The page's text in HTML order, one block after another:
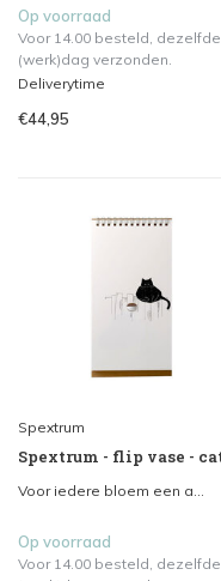
Op voorraad
Voor 14.00 besteld, dezelfde
(werk)dag verzonden.
Deliverytime
€44,95
Spextrum
Spextrum - flip vase -
Voor iedere bloem een a...
Op voorraad
Voor 14.00 besteld, dezelfde